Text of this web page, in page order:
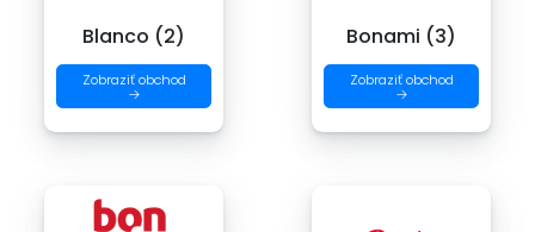
Blanco (2)
Zobraziť obchod
→
Bonami (3)
Zobraziť obchod
→